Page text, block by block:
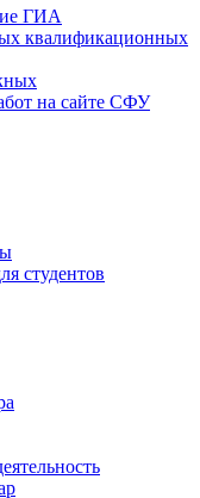
ГИА
квалификационных
на сайте СФУ
студентов